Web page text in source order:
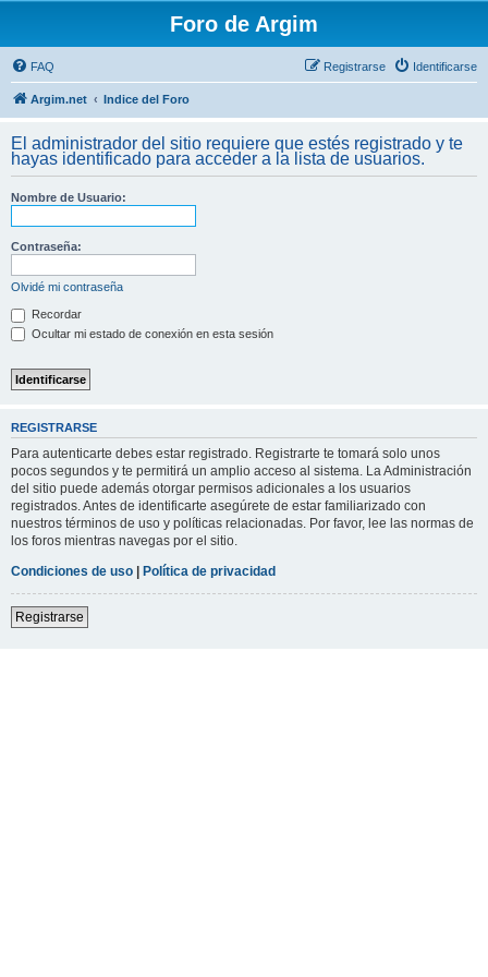
Foro de Argim
FAQ Identificarse
Registrarse
Argim.net Indice del Foro
El administrador del sitio requiere que estés registrado y te
hayas identificado para acceder a la lista de usuarios.
Nombre de Usuario:
Contraseña:
Olvidé mi contraseña
Recordar
Ocultar mi estado de conexión en esta sesión
REGISTRARSE
Para autenticarte debes estar registrado. Registrarte te tomará solo unos
pocos segundos y te permitirá un amplio acceso al sistema. La Administración
del sitio puede además otorgar permisos adicionales a los usuarios
registrados. Antes de identificarte asegúrete de estar familiarizado con
nuestros términos de uso y políticas relacionadas. Por favor, lee las normas de
los foros mientras navegas por el sitio.
Condiciones de uso | Política de privacidad
Registrarse